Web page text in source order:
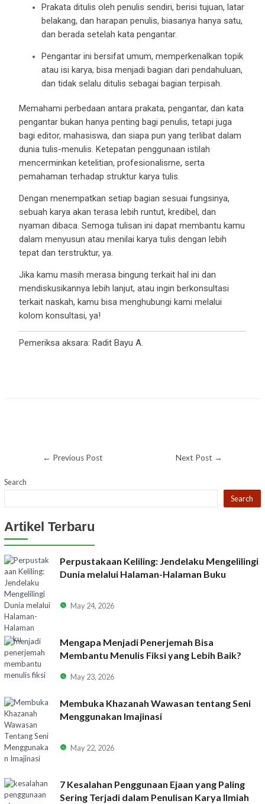
Prakata ditulis oleh penulis sendiri, berisi tujuan, latar
belakang, dan harapan penulis, biasanya hanya satu,
dan berada setelah kata pengantar.
Pengantar ini bersifat umum, memperkenalkan topik
atau isi karya, bisa menjadi bagian dari pendahuluan,
dan tidak selalu ditulis sebagai bagian terpisah.
Memahami perbedaan antara prakata, pengantar, dan kata
pengantar bukan hanya penting bagi penulis, tetapi juga
bagi editor, mahasiswa, dan siapa pun yang terlibat dalam
dunia tulis-menulis. Ketepatan penggunaan istilah
mencerminkan ketelitian, profesionalisme, serta
pemahaman terhadap struktur karya tulis.
Dengan menempatkan setiap bagian sesuai fungsinya,
sebuah karya akan terasa lebih runtut, kredibel, dan
nyaman dibaca. Semoga tulisan ini dapat membantu kamu
dalam menyusun atau menilai karya tulis dengan lebih
tepat dan terstruktur, ya.
Jika kamu masih merasa bingung terkait hal ini dan
mendiskusikannya lebih lanjut, atau ingin berkonsultasi
terkait naskah, kamu bisa menghubungi kami melalui
kolom konsultasi, ya!
Pemeriksa aksara: Radit Bayu A.
← Previous Post Next Post →
Search
Search
Artikel Terbaru
Perpustakaan Keliling: Jendelaku Mengelilingi
Dunia melalui Halaman-Halaman Buku
May 24, 2026
Mengapa Menjadi Penerjemah Bisa
Membantu Menulis Fiksi yang Lebih Baik?
May 23, 2026
Membuka Khazanah Wawasan tentang Seni
Menggunakan Imajinasi
May 22, 2026
7 Kesalahan Penggunaan Ejaan yang Paling
Sering Terjadi dalam Penulisan Karya Ilmiah